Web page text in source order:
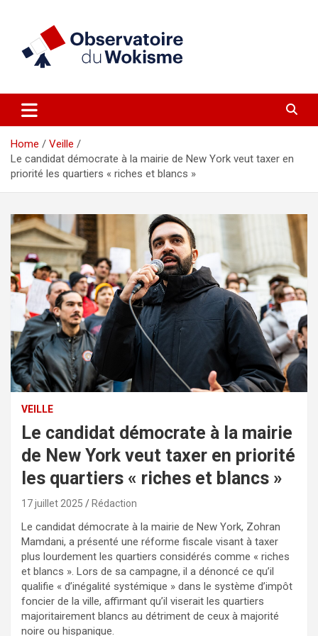
Observatoire du Wokisme
Home
Veille
Le candidat démocrate à la mairie de New York veut taxer en
priorité les quartiers « riches et blancs »
VEILLE
Le candidat démocrate à la mairie
de New York veut taxer en priorité
les quartiers « riches et blancs »
17 juillet 2025 Rédaction
Le candidat démocrate à la mairie de New York, Zohran
Mamdani, a présenté une réforme fiscale visant à taxer
plus lourdement les quartiers considérés comme « riches
et blancs ». Lors de sa campagne, il a dénoncé ce qu’il
qualifie « d’inégalité systémique » dans le système d’impôt
foncier de la ville, affirmant qu’il viserait les quartiers
majoritairement blancs au détriment de ceux à majorité
noire ou hispanique.